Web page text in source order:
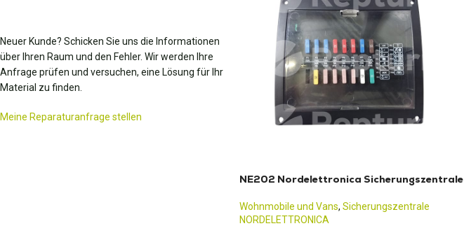
Neuer Kunde? Schicken Sie uns die Informationen
über Ihren Raum und den Fehler. Wir werden Ihre
Anfrage prüfen und versuchen, eine Lösung für Ihr
Material zu finden.
Meine Reparaturanfrage stellen
NE202 Nordelettronica Sicherungszentrale
Wohnmobile und Vans, Sicherungszentrale
NORDELETTRONICA